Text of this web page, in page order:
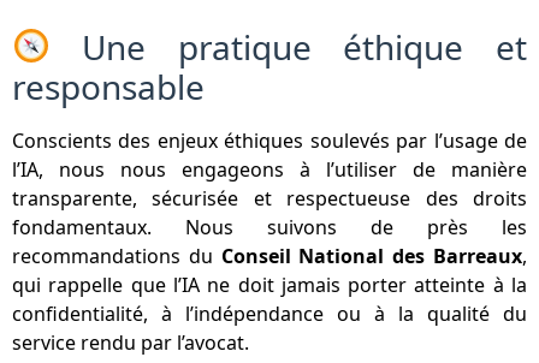
Une pratique éthique et
responsable
Conscients des enjeux éthiques soulevés par l’usage de
l’IA, nous nous engageons à l’utiliser de manière
transparente, sécurisée et respectueuse des droits
fondamentaux. Nous suivons de près les
recommandations du Conseil National des Barreaux,
qui rappelle que l’IA ne doit jamais porter atteinte à la
confidentialité, à l’indépendance ou à la qualité du
service rendu par l’avocat.